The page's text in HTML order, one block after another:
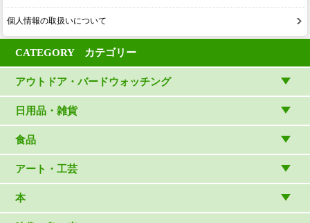
個人情報の取扱いについて
CATEGORY カテゴリー
アウトドア・バードウォッチング
アウトドアウェア
アウトドア雑貨
バードウォッチング用品
日用品・雑貨
リビング・キッチン・ファッション
ゲーム・ホビー・文具
食品
食品
アート・工芸
本